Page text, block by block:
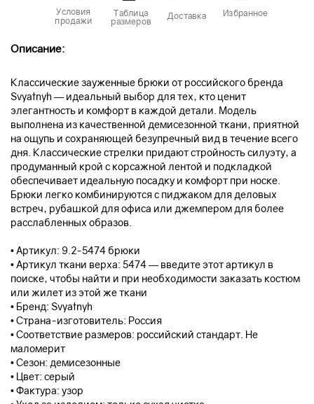
Условия
продажи
Таблица
размеров
Доставка Избранное
Описание:
Классические зауженные брюки от российского бренда
Svyatnyh — идеальный выбор для тех, кто ценит
элегантность и комфорт в каждой детали. Модель
выполнена из качественной демисезонной ткани, приятной
на ощупь и сохраняющей безупречный вид в течение всего
дня. Классические стрелки придают стройность силуэту, а
продуманный крой с корсажной лентой и подкладкой
обеспечивает идеальную посадку и комфорт при носке.
Брюки легко комбинируются с пиджаком для деловых
встреч, рубашкой для офиса или джемпером для более
расслабленных образов.
• Артикул: 9.2-5474 брюки
• Артикул ткани верха: 5474 — введите этот артикул в
поиске, чтобы найти и при необходимости заказать костюм
или жилет из этой же ткани
• Бренд: Svyatnyh
• Страна-изготовитель: Россия
• Соответствие размеров: российский стандарт. Не
маломерит
• Сезон: демисезонные
• Цвет: серый
• Фактура: узор